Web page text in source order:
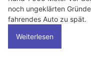
noch ungeklärten
fahrendes Auto zu spät.
Weiterlesen